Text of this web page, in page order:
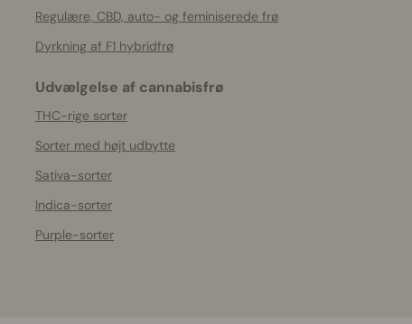
Regulære, CBD, auto- og feminiserede frø
Dyrkning af F1 hybridfrø
Udvælgelse af cannabisfrø
THC-rige sorter
Sorter med højt udbytte
Sativa-sorter
Indica-sorter
Purple-sorter